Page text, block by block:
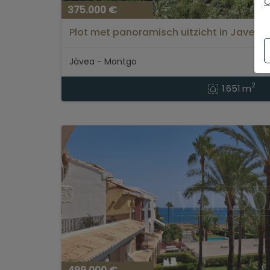
375.000 €
Plot met panoramisch uitzicht in Javea
Jávea - Montgo
1.651 m2